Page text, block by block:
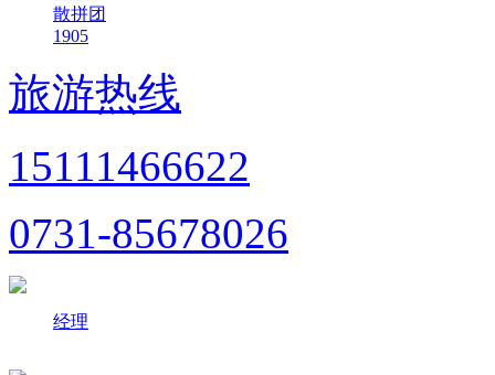
散拼团
1905
旅游热线
15111466622
0731-85678026
经理